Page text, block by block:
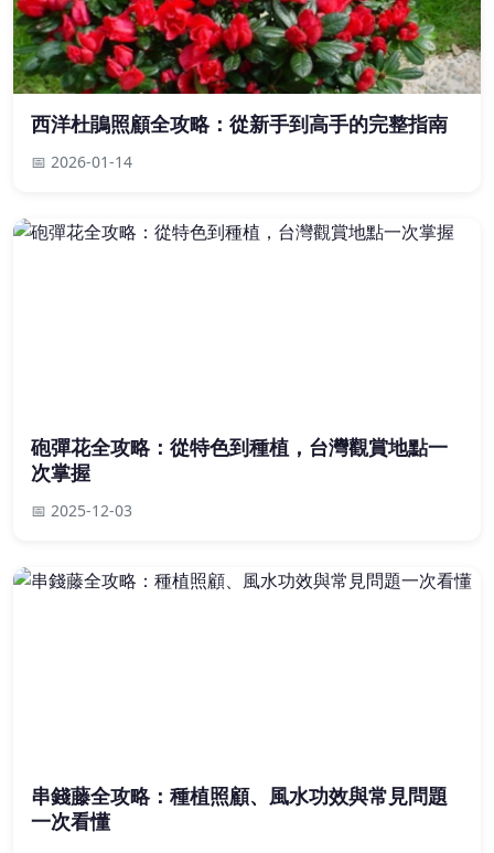
西洋杜鵑照顧全攻略：從新手到高手的完整指南
📅 2026-01-14
砲彈花全攻略：從特色到種植，台灣觀賞地點一
次掌握
📅 2025-12-03
串錢藤全攻略：種植照顧、風水功效與常見問題
一次看懂